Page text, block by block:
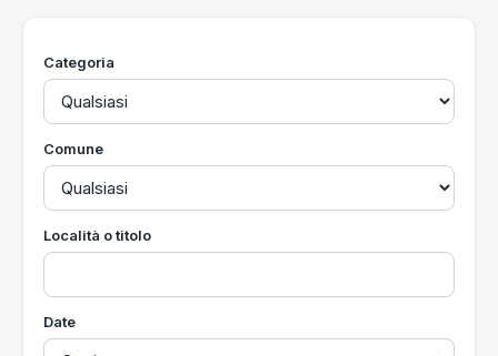
Utilità
Categoria
Comune
Località o titolo
Date